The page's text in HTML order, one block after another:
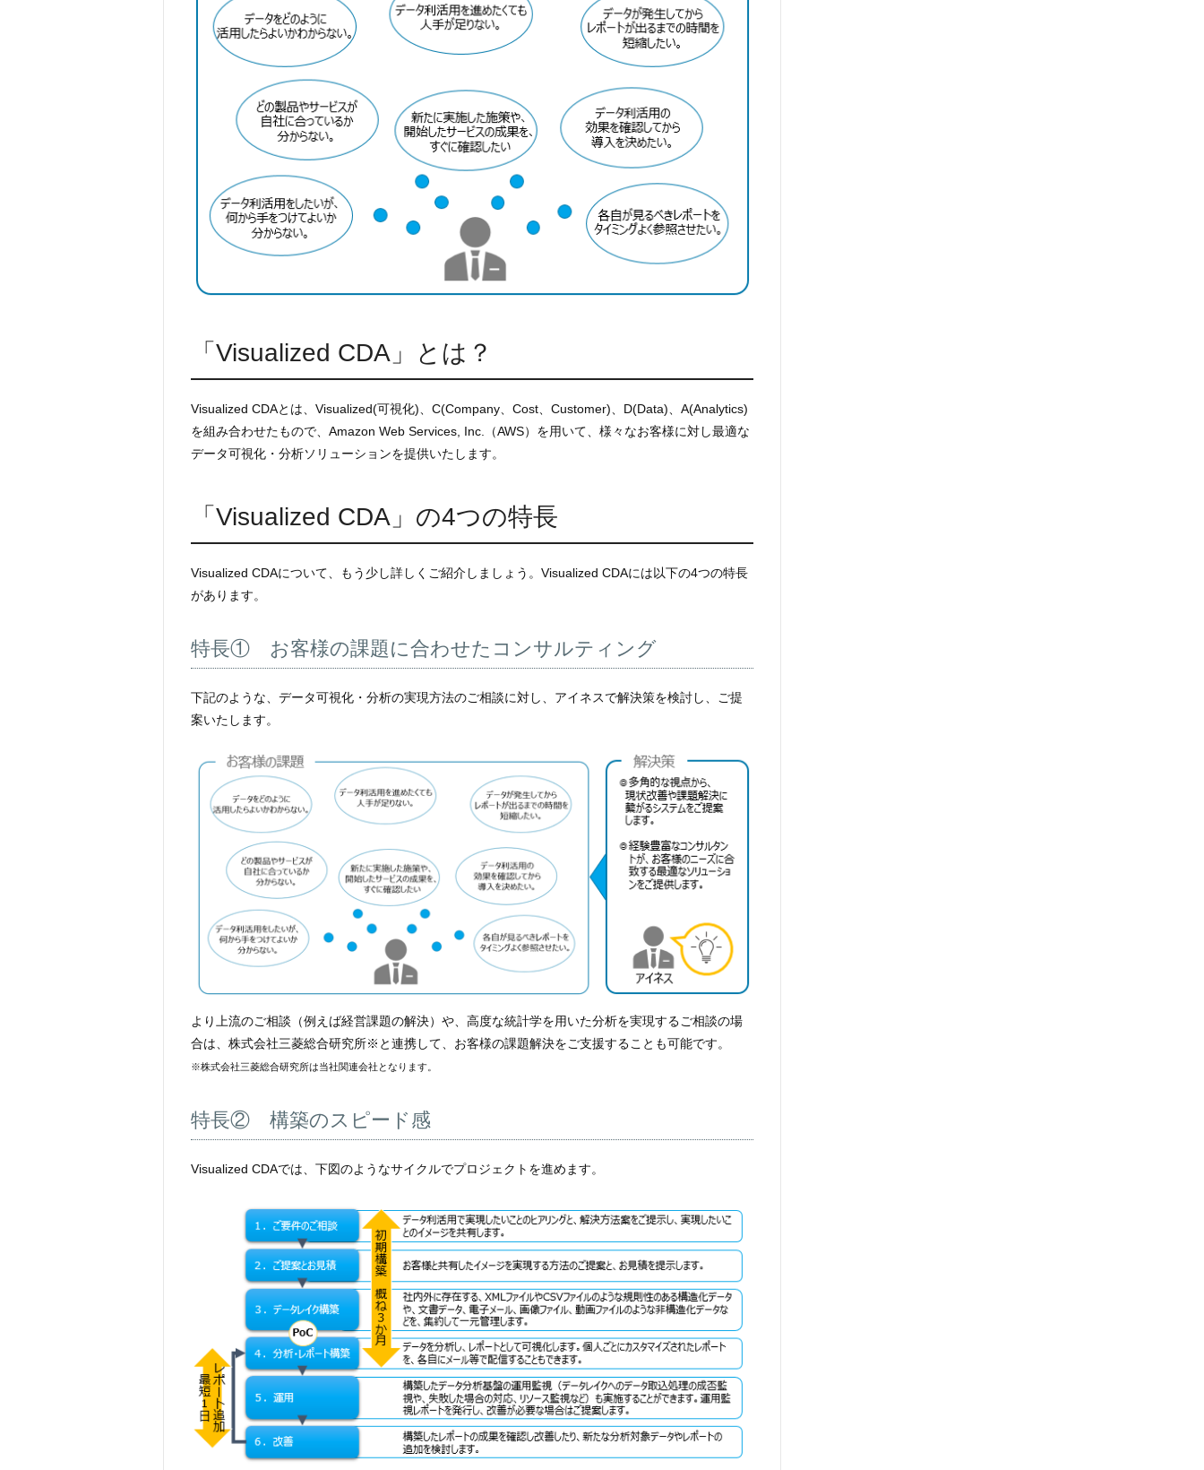
「Visualized CDA」とは？
Visualized CDAとは、Visualized(可視化)、C(Company、Cost、Customer)、D(Data)、A(Analytics)
を組み合わせたもので、Amazon Web Services, Inc.（AWS）を用いて、様々なお客様に対し最適な
データ可視化・分析ソリューションを提供いたします。
「Visualized CDA」の4つの特長
Visualized CDAについて、もう少し詳しくご紹介しましょう。Visualized CDAには以下の4つの特長
があります。
特長① お客様の課題に合わせたコンサルティング
下記のような、データ可視化・分析の実現方法のご相談に対し、アイネスで解決策を検討し、ご提
案いたします。
より上流のご相談（例えば経営課題の解決）や、高度な統計学を用いた分析を実現するご相談の場
合は、株式会社三菱総合研究所※と連携して、お客様の課題解決をご支援することも可能です。
※株式会社三菱総合研究所は当社関連会社となります。
特長② 構築のスピード感
Visualized CDAでは、下図のようなサイクルでプロジェクトを進めます。